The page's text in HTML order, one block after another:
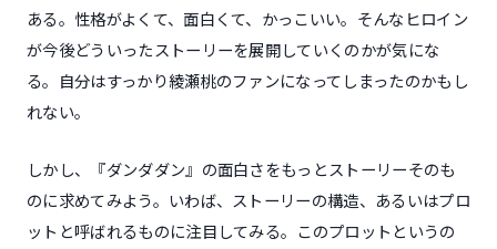
ある。性格がよくて、面白くて、かっこいい。そんなヒロイン
が今後どういったストーリーを展開していくのかが気にな
る。自分はすっかり綾瀬桃のファンになってしまったのかもし
れない。
しかし、『ダンダダン』の面白さをもっとストーリーそのも
のに求めてみよう。いわば、ストーリーの構造、あるいはプロ
ットと呼ばれるものに注目してみる。このプロットというの